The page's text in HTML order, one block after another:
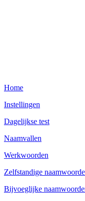
Home
Instellingen
Dagelijkse test
Naamvallen
Werkwoorden
Zelfstandige
Bijvoeglijke